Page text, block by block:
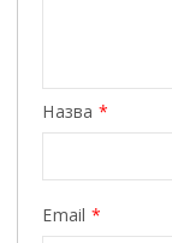
Назва *
Email *